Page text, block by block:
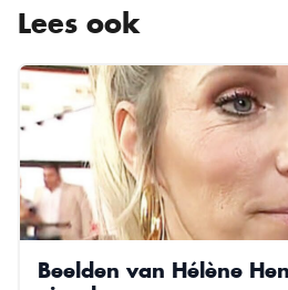
Lees ook
Beelden van Hélène